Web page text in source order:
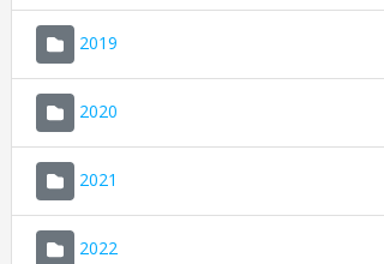
2019
2020
2021
2022